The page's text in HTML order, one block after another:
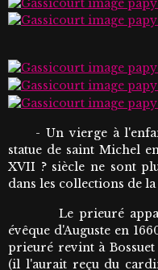
- Un vierge à
statue de saint Michel
XVII ? siècle ne sont
dans les collections de
Le prieuré
évêque d'Auguste en
prieuré revint à
(il l'aurait reçu du